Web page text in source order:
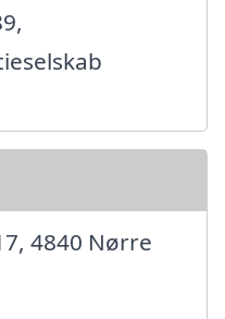
4840 Nørre